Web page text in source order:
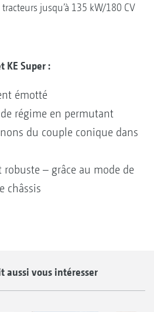
jusqu’à 135 kW/180 CV
KE Super :
émotté
régime en permutant
du couple conique dans
robuste – grâce au mode de
châssis
aussi vous intéresser